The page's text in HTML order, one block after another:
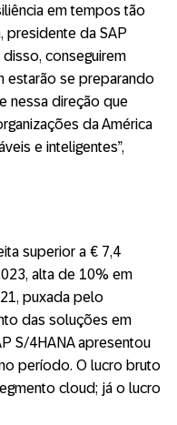
em tempos tão
presidente da SAP
disso, conseguirem
estarão se preparando
nessa direção que
da América
e inteligentes”,
superior a € 7,4
alta de 10% em
puxada pelo
das soluções em
S/4HANA apresentou
período. O lucro bruto
cloud; já o lucro